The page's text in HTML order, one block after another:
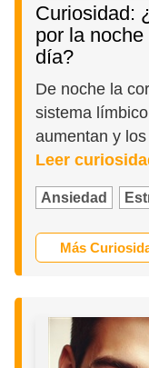
Curiosidad:
por la
día?
De noche la
sistema
aumentan y
Leer
Ansiedad
Más